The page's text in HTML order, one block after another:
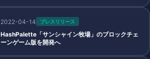
2022-04-14 プレスリリース
HashPalette「サンシャイン牧場」のブロックチェ
ーンゲーム版を開発へ